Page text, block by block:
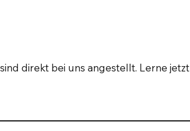
direkt bei uns angestellt. Lerne jetzt